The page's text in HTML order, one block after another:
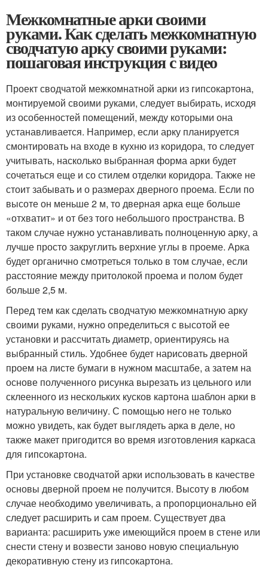
Межкомнатные арки своими
руками. Как сделать межкомнатную
сводчатую арку своими руками:
пошаговая инструкция с видео
Проект сводчатой межкомнатной арки из гипсокартона,
монтируемой своими руками, следует выбирать, исходя
из особенностей помещений, между которыми она
устанавливается. Например, если арку планируется
смонтировать на входе в кухню из коридора, то следует
учитывать, насколько выбранная форма арки будет
сочетаться еще и со стилем отделки коридора. Также не
стоит забывать и о размерах дверного проема. Если по
высоте он меньше 2 м, то дверная арка еще больше
«отхватит» и от без того небольшого пространства. В
таком случае нужно устанавливать полноценную арку, а
лучше просто закруглить верхние углы в проеме. Арка
будет органично смотреться только в том случае, если
расстояние между притолокой проема и полом будет
больше 2,5 м.
Перед тем как сделать сводчатую межкомнатную арку
своими руками, нужно определиться с высотой ее
установки и рассчитать диаметр, ориентируясь на
выбранный стиль. Удобнее будет нарисовать дверной
проем на листе бумаги в нужном масштабе, а затем на
основе полученного рисунка вырезать из цельного или
склеенного из нескольких кусков картона шаблон арки в
натуральную величину. С помощью него не только
можно увидеть, как будет выглядеть арка в деле, но
также макет пригодится во время изготовления каркаса
для гипсокартона.
При установке сводчатой арки использовать в качестве
основы дверной проем не получится. Высоту в любом
случае необходимо увеличивать, а пропорционально ей
следует расширить и сам проем. Существует два
варианта: расширить уже имеющийся проем в стене или
снести стену и возвести заново новую специальную
декоративную стену из гипсокартона.